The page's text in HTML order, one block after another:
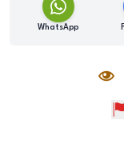
WhatsApp